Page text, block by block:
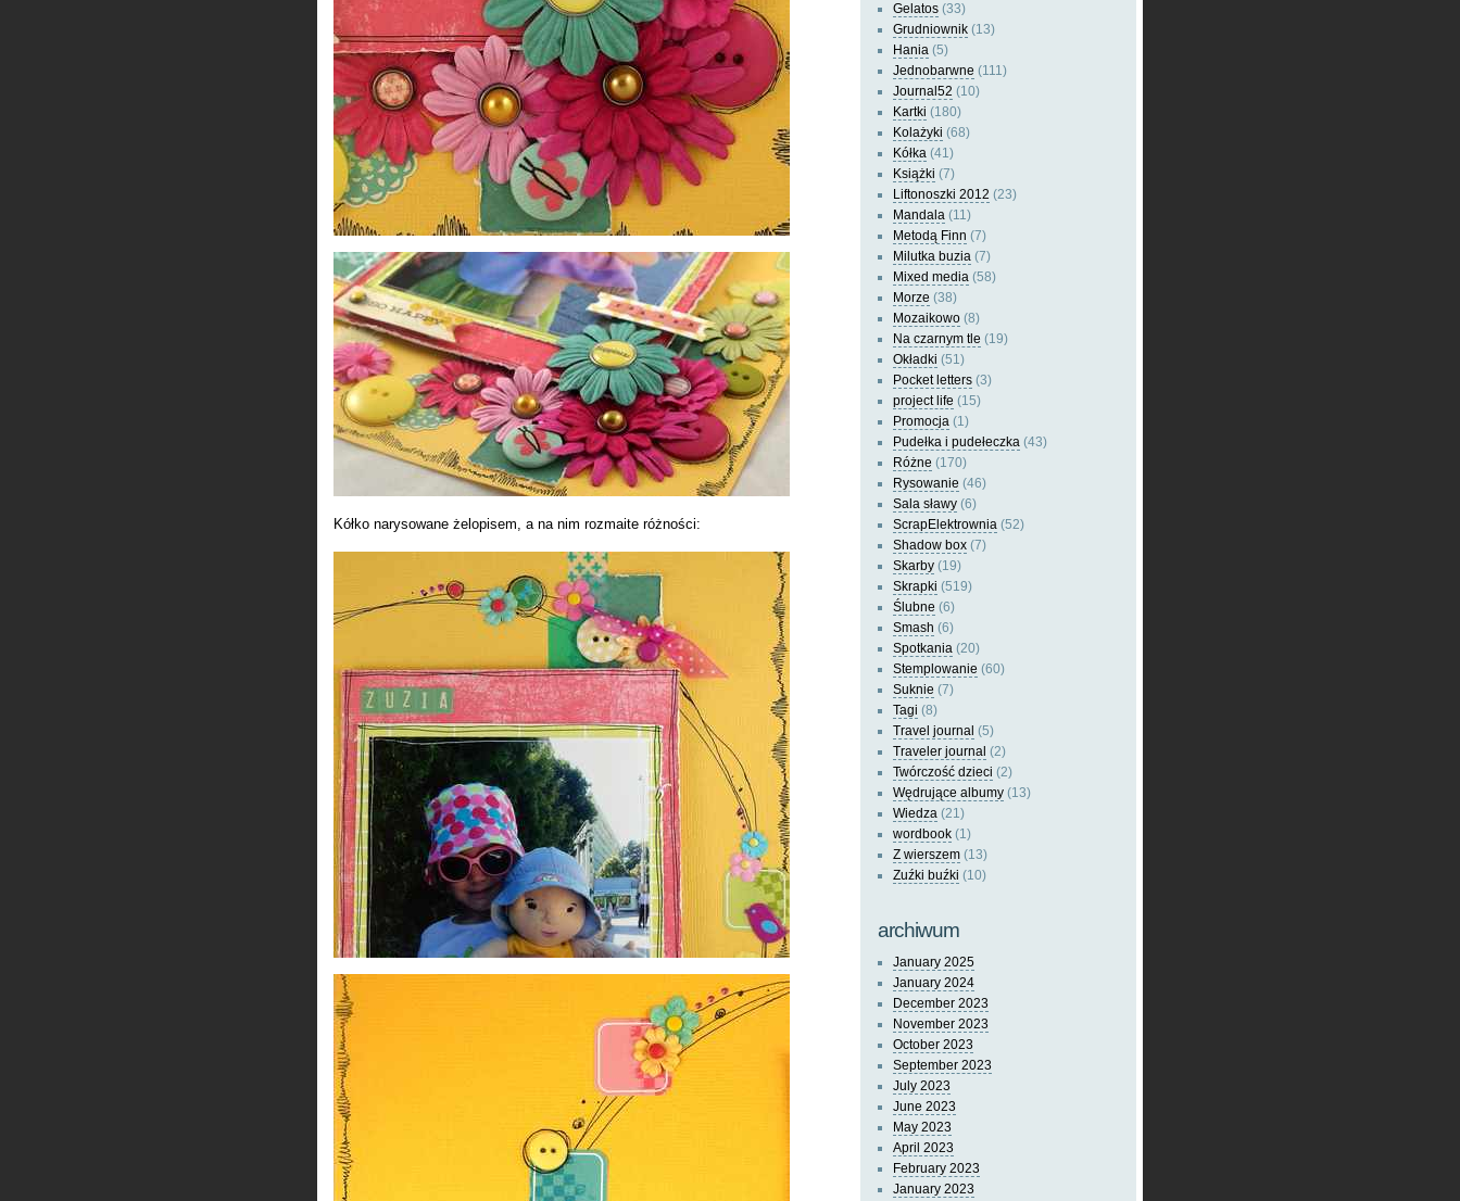
Kółko narysowane żelopisem, a na nim rozmaite różności:
Gelatos (33)
Grudniownik (13)
Hania (5)
Jednobarwne (111)
Journal52 (10)
Kartki (180)
Kolażyki (68)
Kółka (41)
Książki (7)
Liftonoszki 2012 (23)
Mandala (11)
Metodą Finn (7)
Milutka buzia (7)
Mixed media (58)
Morze (38)
Mozaikowo (8)
Na czarnym tle (19)
Okładki (51)
Pocket letters (3)
project life (15)
Promocja (1)
Pudełka i pudełeczka (43)
Różne (170)
Rysowanie (46)
Sala sławy (6)
ScrapElektrownia (52)
Shadow box (7)
Skarby (19)
Skrapki (519)
Ślubne (6)
Smash (6)
Spotkania (20)
Stemplowanie (60)
Suknie (7)
Tagi (8)
Travel journal (5)
Traveler journal (2)
Twórczość dzieci (2)
Wędrujące albumy (13)
Wiedza (21)
wordbook (1)
Z wierszem (13)
Zuźki buźki (10)
archiwum
January 2025
January 2024
December 2023
November 2023
October 2023
September 2023
July 2023
June 2023
May 2023
April 2023
February 2023
January 2023